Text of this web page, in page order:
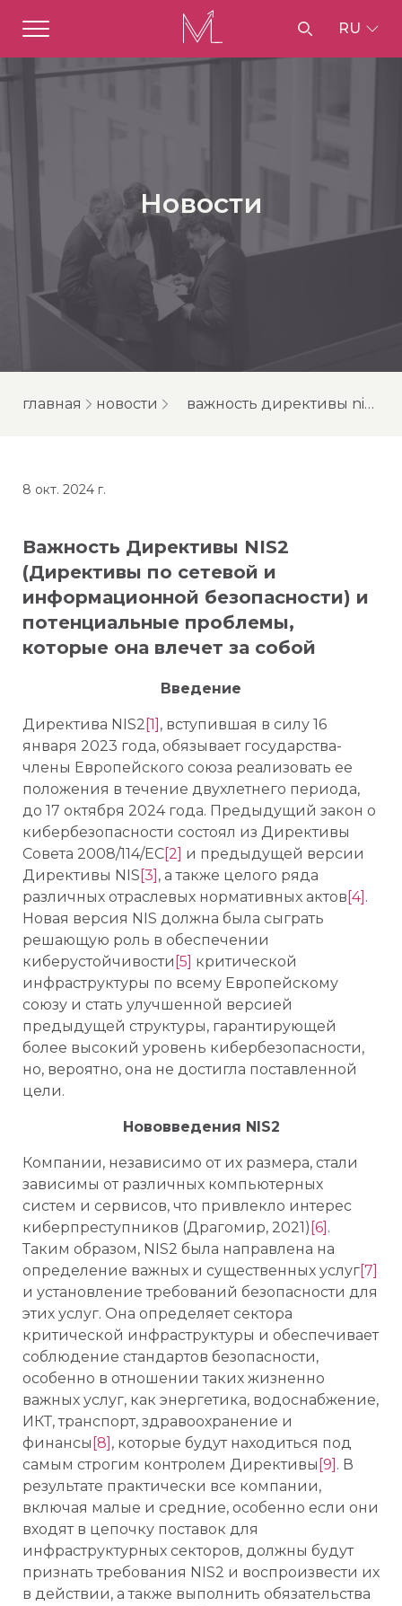
RU
Новости
главная новости важность директивы nis2 (директивы по сетевой и информационной безопасности) и потенциальные проблемы, которые она влечет за собой
8 окт. 2024 г.
Важность Директивы NIS2
(Директивы по сетевой и
информационной безопасности) и
потенциальные проблемы,
которые она влечет за собой
Введение
Директива NIS2 [1] , вступившая в силу 16
января 2023 года, обязывает государства-
члены Европейского союза реализовать ее
положения в течение двухлетнего периода,
до 17 октября 2024 года. Предыдущий закон о
кибербезопасности состоял из Директивы
Совета 2008/114/EC[2] и предыдущей версии
Директивы NIS [3] , а также целого ряда
различных отраслевых нормативных актов [4] .
Новая версия NIS должна была сыграть
решающую роль в обеспечении
киберустойчивости [5] критической
инфраструктуры по всему Европейскому
союзу и стать улучшенной версией
предыдущей структуры, гарантирующей
более высокий уровень кибербезопасности,
но, вероятно, она не достигла поставленной
цели.
Нововведения NIS2
Компании, независимо от их размера, стали
зависимы от различных компьютерных
систем и сервисов, что привлекло интерес
киберпреступников (Драгомир, 2021) [6] .
Таким образом, NIS2 была направлена на
определение важных и существенных услуг[7]
и установление требований безопасности для
этих услуг. Она определяет сектора
критической инфраструктуры и обеспечивает
соблюдение стандартов безопасности,
особенно в отношении таких жизненно
важных услуг, как энергетика, водоснабжение,
ИКТ, транспорт, здравоохранение и
финансы [8] , которые будут находиться под
самым строгим контролем Директивы [9] . В
результате практически все компании,
включая малые и средние, особенно если они
входят в цепочку поставок для
инфраструктурных секторов, должны будут
признать требования NIS2 и воспроизвести их
в действии, а также выполнить обязательства